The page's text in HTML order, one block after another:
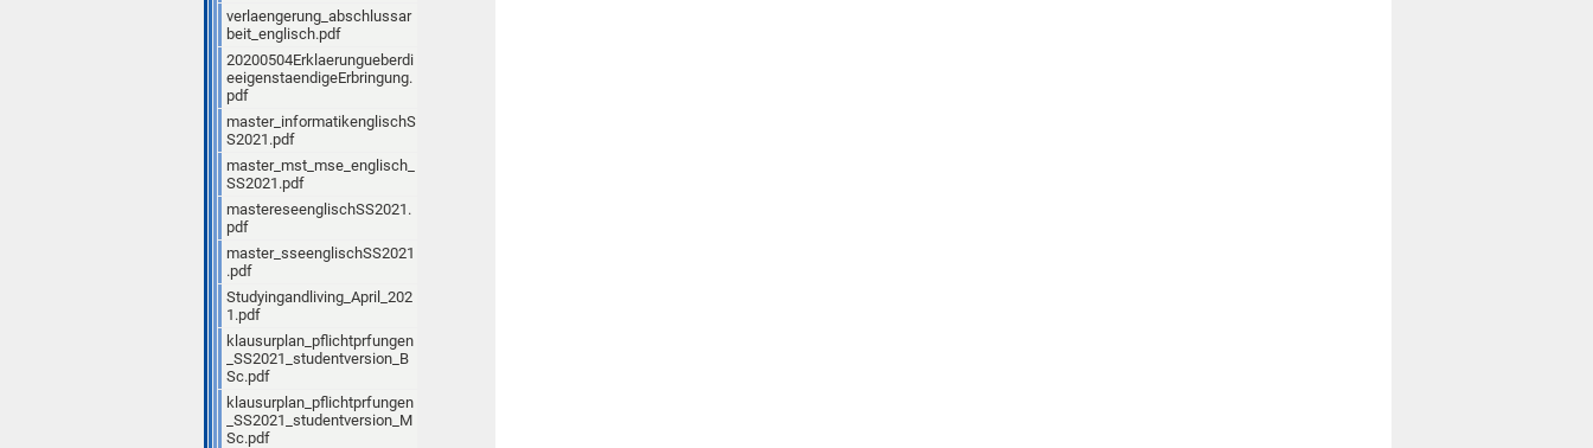
verlaengerung_abschlussar
beit_englisch.pdf
20200504Erklaerungueberdi
eeigenstaendigeErbringung.
pdf
master_informatikenglischS
S2021.pdf
master_mst_mse_englisch_
SS2021.pdf
mastereseenglischSS2021.
pdf
master_sseenglischSS2021
.pdf
Studyingandliving_April_202
1.pdf
klausurplan_pflichtprfungen
_SS2021_studentversion_B
Sc.pdf
klausurplan_pflichtprfungen
_SS2021_studentversion_M
Sc.pdf